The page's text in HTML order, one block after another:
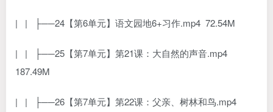
| | ├──24【第6单元】语文园地6+习作.mp4 72.54M
| | ├──25【第7单元】第21课：大自然的声音.mp4
187.49M
| | ├──26【第7单元】第22课：父亲、树林和鸟.mp4